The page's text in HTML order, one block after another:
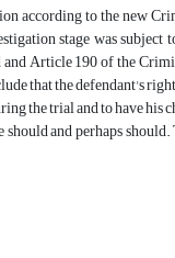
according to the new
stage was subject
Article 190 of the
that the defendant's
the trial and to have his
and perhaps